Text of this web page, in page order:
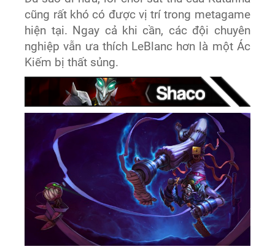
cũng rất khó có được vị trí trong metagame
hiện tại. Ngay cả khi cần, các đội chuyên
nghiệp vẫn ưa thích LeBlanc hơn là một Ác
Kiếm bị thất sủng.